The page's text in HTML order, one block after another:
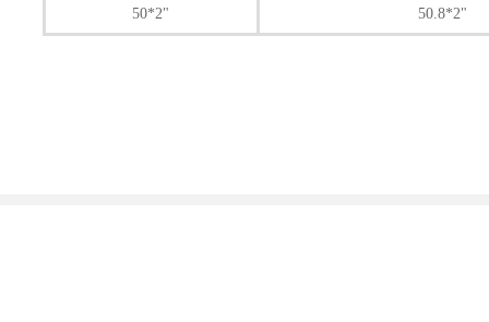
50*2" 50.8*2"